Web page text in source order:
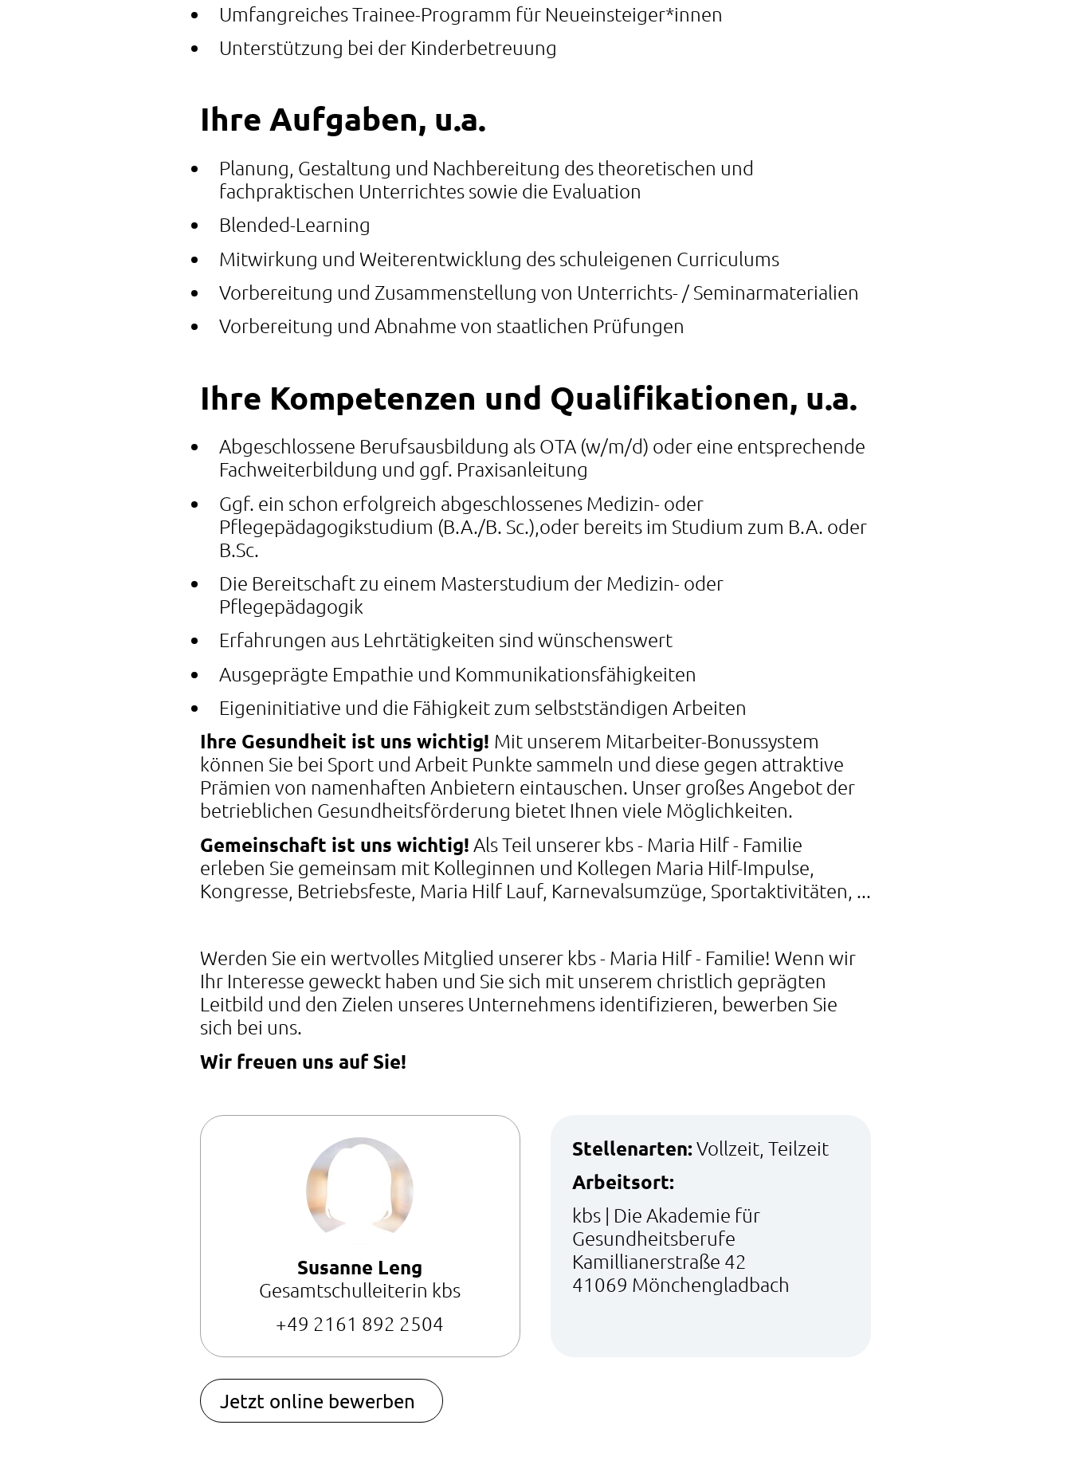
Umfangreiches Trainee-Programm für Neueinsteiger*innen
Unterstützung bei der Kinderbetreuung
Ihre Aufgaben, u.a.
Planung, Gestaltung und Nachbereitung des theoretischen und
fachpraktischen Unterrichtes sowie die Evaluation
Blended-Learning
Mitwirkung und Weiterentwicklung des schuleigenen Curriculums
Vorbereitung und Zusammenstellung von Unterrichts- / Seminarmaterialien
Vorbereitung und Abnahme von staatlichen Prüfungen
Ihre Kompetenzen und Qualifikationen, u.a.
Abgeschlossene Berufsausbildung als OTA (w/m/d) oder eine entsprechende
Fachweiterbildung und ggf. Praxisanleitung
Ggf. ein schon erfolgreich abgeschlossenes Medizin- oder
Pflegepädagogikstudium (B.A./B. Sc.),oder bereits im Studium zum B.A. oder
B.Sc.
Die Bereitschaft zu einem Masterstudium der Medizin- oder
Pflegepädagogik
Erfahrungen aus Lehrtätigkeiten sind wünschenswert
Ausgeprägte Empathie und Kommunikationsfähigkeiten
Eigeninitiative und die Fähigkeit zum selbstständigen Arbeiten
Ihre Gesundheit ist uns wichtig! Mit unserem Mitarbeiter-Bonussystem
können Sie bei Sport und Arbeit Punkte sammeln und diese gegen attraktive
Prämien von namenhaften Anbietern eintauschen. Unser großes Angebot der
betrieblichen Gesundheitsförderung bietet Ihnen viele Möglichkeiten.
Gemeinschaft ist uns wichtig! Als Teil unserer kbs - Maria Hilf - Familie
erleben Sie gemeinsam mit Kolleginnen und Kollegen Maria Hilf-Impulse,
Kongresse, Betriebsfeste, Maria Hilf Lauf, Karnevalsumzüge, Sportaktivitäten, ...
Werden Sie ein wertvolles Mitglied unserer kbs - Maria Hilf - Familie! Wenn wir
Ihr Interesse geweckt haben und Sie sich mit unserem christlich geprägten
Leitbild und den Zielen unseres Unternehmens identifizieren, bewerben Sie
sich bei uns.
Wir freuen uns auf Sie!
Susanne Leng
Gesamtschulleiterin kbs
+49 2161 892 2504
Stellenarten: Vollzeit, Teilzeit
Arbeitsort:
kbs | Die Akademie für
Gesundheitsberufe
Kamillianerstraße 42
41069 Mönchengladbach
Jetzt online bewerben